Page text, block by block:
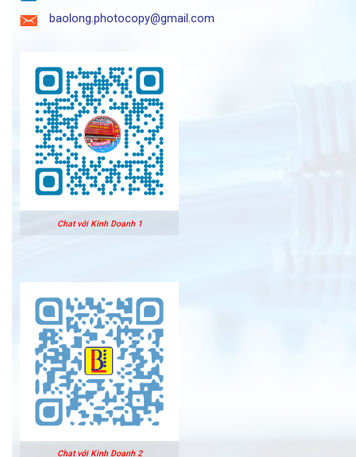
baolong.photocopy@gmail.com
Chat với Kinh Doanh 1
Chat với Kinh Doanh 2